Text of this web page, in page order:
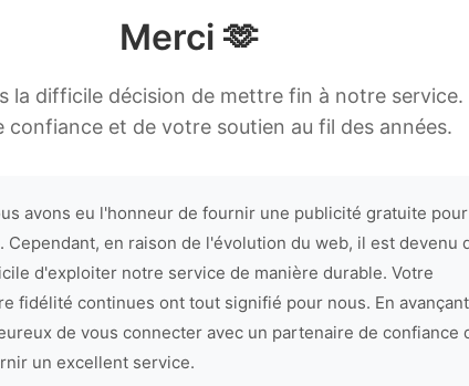
Merci 🫶
la difficile décision de mettre fin à notre service.
confiance et de votre soutien au fil des années.
avons eu l'honneur de fournir une publicité gratuite pour
en raison de l'évolution du web, il est devenu
d'exploiter notre service de manière durable. Votre
fidélité continues ont tout signifié pour nous. En
de vous connecter avec un partenaire de confiance
un excellent service.